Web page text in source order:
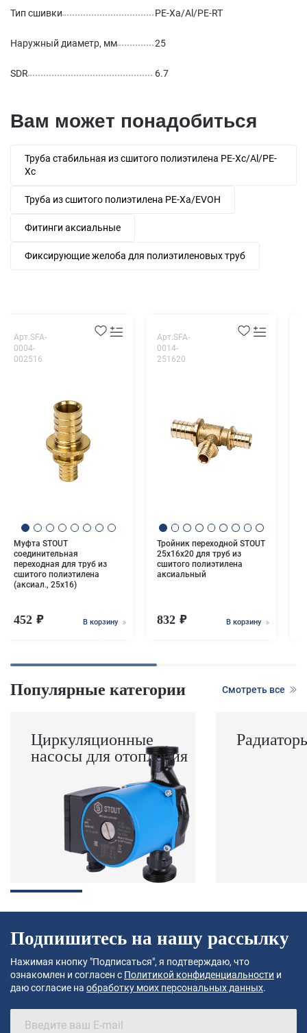
Тип сшивки PE-Xa/Al/PE-RT
Наружный диаметр, мм 25
SDR 6.7
Вам может понадобиться
Труба стабильная из сшитого полиэтилена PE-Xc/Al/PE-
Xc
Труба из сшитого полиэтилена PE-Xa/EVOH
Фитинги аксиальные
Фиксирующие желоба для полиэтиленовых труб
Арт.SFA-
0004-
002516
Муфта STOUT
соединительная
переходная для труб из
сшитого полиэтилена
(аксиал., 25x16)
452 В корзину
Арт.SFA-
0014-
251620
Тройник переходной STOUT
25x16x20 для труб из
сшитого полиэтилена
аксиальный
832 В корзину
Популярные категории Смотреть все
Циркуляционные
насосы для отопления
Подпишитесь на нашу рассылку
Нажимая кнопку "Подписаться", я подтверждаю, что
ознакомлен и согласен с Политикой конфиденциальности и
даю согласие на обработку моих персональных данных.